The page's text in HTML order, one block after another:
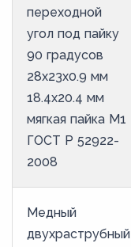
переходной
угол под пайку
90 градусов
28х23х0.9 мм
18.4х20.4 мм
мягкая пайка М1
ГОСТ Р 52922-
2008
Медный
двухраструбный